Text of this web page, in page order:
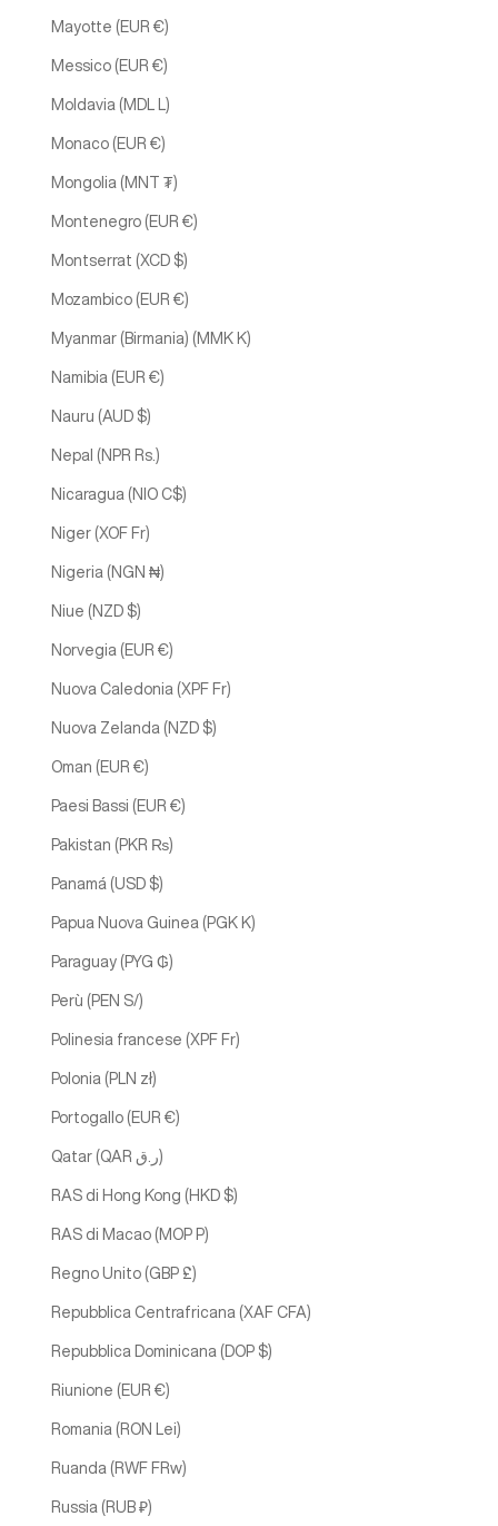
Mayotte (EUR €)
Messico (EUR €)
Moldavia (MDL L)
Monaco (EUR €)
Mongolia (MNT ₮)
Montenegro (EUR €)
Montserrat (XCD $)
Mozambico (EUR €)
Myanmar (Birmania) (MMK K)
Namibia (EUR €)
Nauru (AUD $)
Nepal (NPR Rs.)
Nicaragua (NIO C$)
Niger (XOF Fr)
Nigeria (NGN ₦)
Niue (NZD $)
Norvegia (EUR €)
Nuova Caledonia (XPF Fr)
Nuova Zelanda (NZD $)
Oman (EUR €)
Paesi Bassi (EUR €)
Pakistan (PKR ₨)
Panamá (USD $)
Papua Nuova Guinea (PGK K)
Paraguay (PYG ₲)
Perù (PEN S/)
Polinesia francese (XPF Fr)
Polonia (PLN zł)
Portogallo (EUR €)
Qatar (QAR ر.ق)
RAS di Hong Kong (HKD $)
RAS di Macao (MOP P)
Regno Unito (GBP £)
Repubblica Centrafricana (XAF CFA)
Repubblica Dominicana (DOP $)
Riunione (EUR €)
Romania (RON Lei)
Ruanda (RWF FRw)
Russia (RUB ₽)